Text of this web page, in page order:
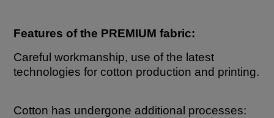
Features of the PREMIUM fabric:
Careful workmanship, use of the latest
technologies for cotton production and printing.
Cotton has undergone additional processes: